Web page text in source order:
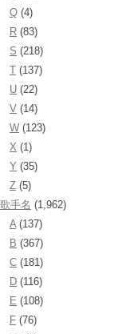
Q (4)
R (83)
S (218)
T (137)
U (22)
V (14)
W (123)
X (1)
Y (35)
Z (5)
歌手名 (1,962)
A(137)
B (367)
C (181)
D (116)
E (108)
F (76)